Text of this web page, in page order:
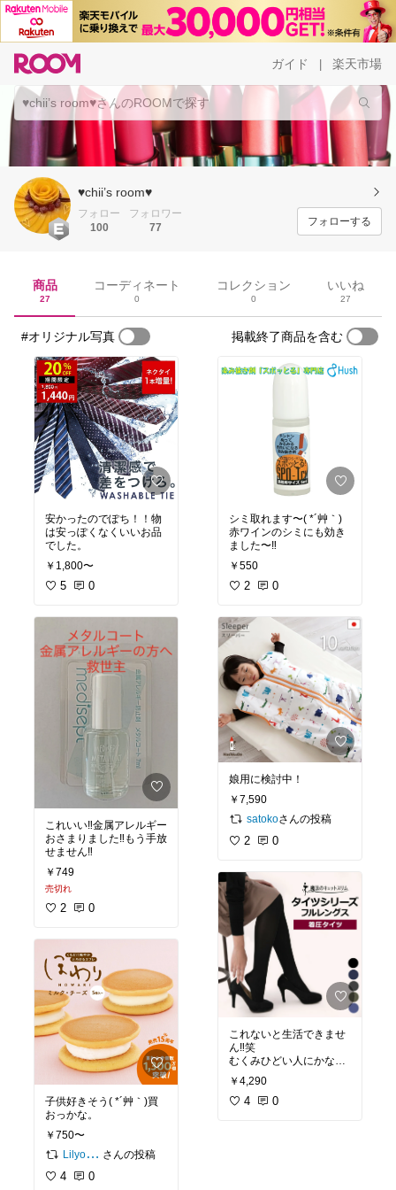
ガイド 楽天市場
♥︎chii’s room♥︎
フォロー
100
フォロワー
77
フォローする
商品
27
コーディネート
0
コレクション
0
いいね
27
#オリジナル写真 掲載終了商品を含む
安かったのでぽち！！物
は安っぽくなくいいお品
でした。
￥1,800〜
5 0
これいい‼︎金属アレルギー
おさまりました‼︎もう手放
せません‼︎
￥749
売切れ
2 0
子供好きそう( *´艸｀)買
おっかな。
￥750〜
Lilyorange
さんの投稿
4 0
シミ取れます〜( *´艸｀)
赤ワインのシミにも効き
ました〜‼︎
￥550
2 0
娘用に検討中！
￥7,590
satokoさんの投稿
2 0
これないと生活できませ
ん‼︎笑
むくみひどい人にかなり
おすすめです♥︎
￥4,290
4 0